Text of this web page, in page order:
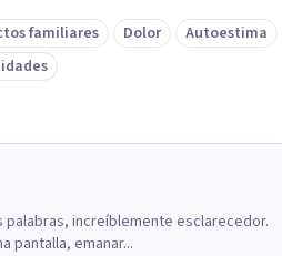
familiares Dolor
Autoestima
palabras, increíblemente esclarecedor.
pantalla, emanar...